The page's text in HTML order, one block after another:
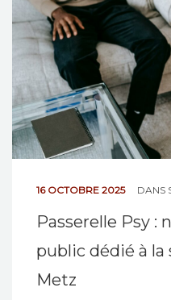
CONTACT
16 OCTOBRE 2025 DANS
Passerelle Psy :
public dédié à
Metz